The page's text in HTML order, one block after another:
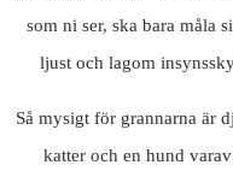
som ni ser, ska bara måla
ljust och lagom
Så mysigt för grannarna är
katter och en hund